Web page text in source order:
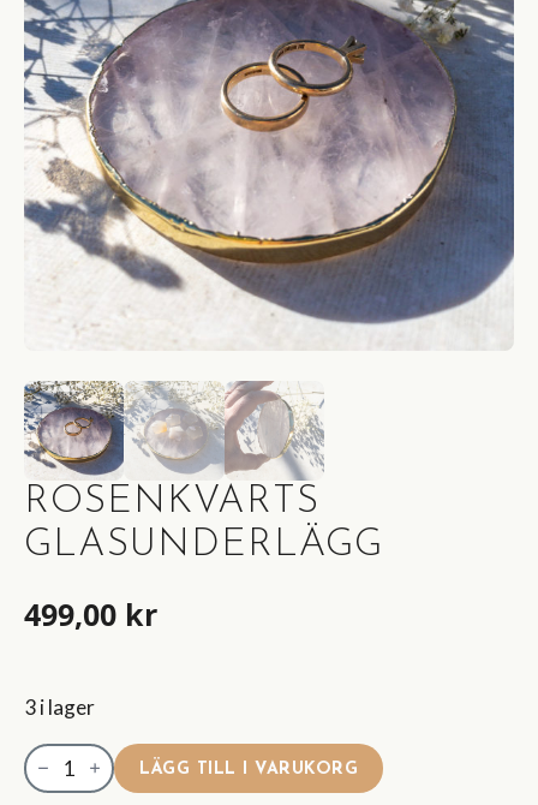
ROSENKVARTS
GLASUNDERLÄGG
499,00 kr
3 i lager
Rosenkvarts
Glasunderlägg
LÄGG TILL I VARUKORG